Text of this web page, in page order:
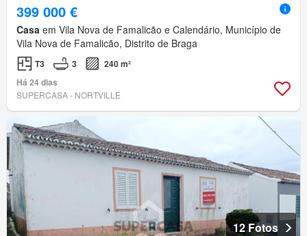
399 000 €
Casa em Vila Nova de Famalicão e Calendário, Município de
Vila Nova de Famalicão, Distrito de Braga
T3 3
240 m²
Há 24 dias
SUPERCASA - NORTVILLE
12 Fotos